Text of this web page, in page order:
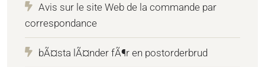
Avis sur le site Web de la commande par
correspondance
bÃ¤sta lÃ¤nder fÃ¶r en postorderbrud